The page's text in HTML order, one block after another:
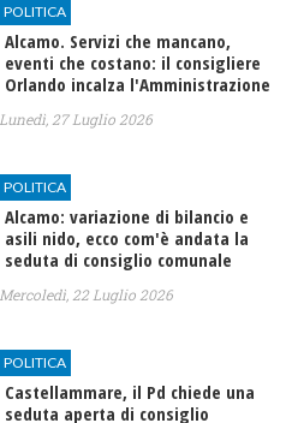
POLITICA
Alcamo. Servizi che mancano,
eventi che costano: il consigliere
Orlando incalza l'Amministrazione
Lunedì, 27 Luglio 2026
POLITICA
Alcamo: variazione di bilancio e
asili nido, ecco com'è andata la
seduta di consiglio comunale
Mercoledì, 22 Luglio 2026
POLITICA
Castellammare, il Pd chiede una
seduta aperta di consiglio